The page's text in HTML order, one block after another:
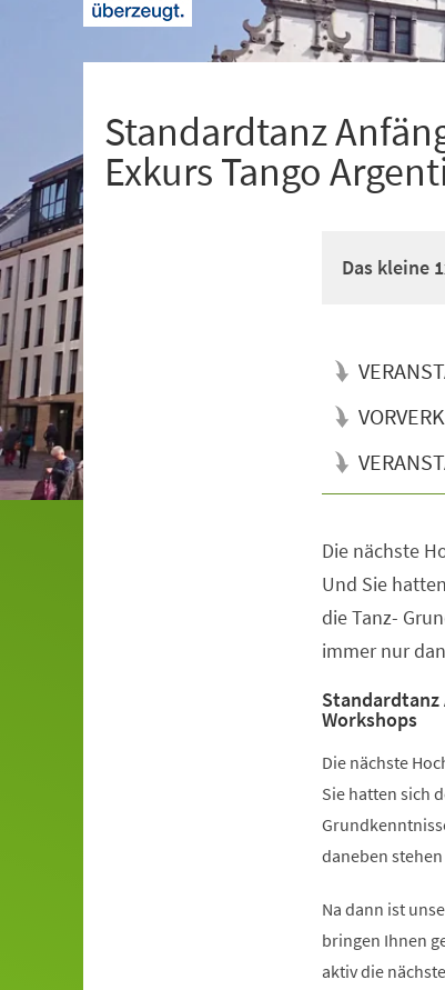
Standardtanz
Exkurs Tango
Das kleine
Die nächste
Und Sie
die Tanz-
immer nur
Standardtanz
Workshops
Die nächste
Sie hatten sich
daneben
Na dann ist
bringen Ihnen
aktiv die